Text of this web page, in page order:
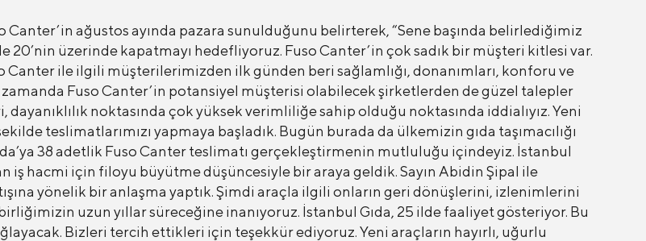
Canter’in ağustos ayında pazara sunulduğunu belirterek, “Sene başında belirlediğimiz
20’nin üzerinde kapatmayı hedefliyoruz. Fuso Canter’in çok sadık bir müşteri kitlesi var.
ile ilgili müşterilerimizden ilk günden beri sağlamlığı, donanımları, konforu ve
Fuso Canter’in potansiyel müşterisi olabilecek şirketlerden de güzel talepler
noktasında çok yüksek verimliliğe sahip olduğu noktasında iddialıyız. Yeni
teslimatlarımızı yapmaya başladık. Bugün burada da ülkemizin gıda taşımacılığı
38 adetlik Fuso Canter teslimatı gerçekleştirmenin mutluluğu içindeyiz. İstanbul
iş hacmi için filoyu büyütme düşüncesiyle bir araya geldik. Sayın Abidin Şipal ile
yönelik bir anlaşma yaptık. Şimdi araçla ilgili onların geri dönüşlerini, izlenimlerini
uzun yıllar süreceğine inanıyoruz. İstanbul Gıda, 25 ilde faaliyet gösteriyor. Bu
Bizleri tercih ettikleri için teşekkür ediyoruz. Yeni araçların hayırlı, uğurlu